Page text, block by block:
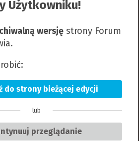
R S T U W Z
Użytkowniku!
wersję strony Forum
do strony bieżącej edycji
lub
przeglądanie